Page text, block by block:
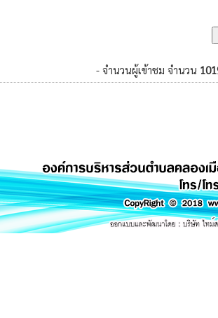
- จำนวนผู้เข้าชม จำนวน